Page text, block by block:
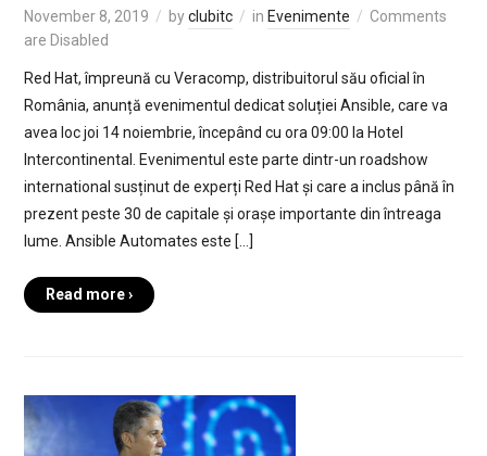
November 8, 2019 byclubitc in Evenimente
Comments
are Disabled
Red Hat, împreună cu Veracomp, distribuitorul său oficial în
România, anunță evenimentul dedicat soluției Ansible, care va
avea loc joi 14 noiembrie, începând cu ora 09:00 la Hotel
Intercontinental. Evenimentul este parte dintr-un roadshow
international susținut de experți Red Hat și care a inclus până în
prezent peste 30 de capitale și orașe importante din întreaga
lume. Ansible Automates este […]
Read more ›